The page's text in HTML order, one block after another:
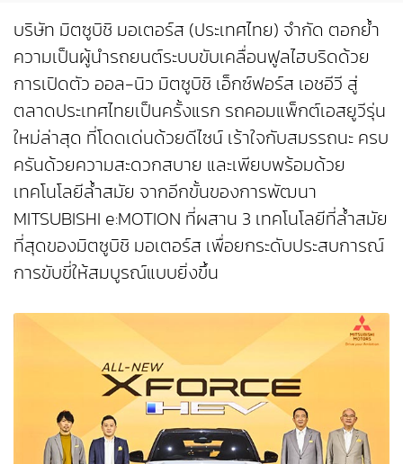
บริษัท มิตซูบิชิ มอเตอร์ส (ประเทศไทย) จำกัด ตอกย้ำ
ความเป็นผู้นำรถยนต์ระบบขับเคลื่อนฟูลไฮบริดด้วย
การเปิดตัว ออล-นิว มิตซูบิชิ เอ็กซ์ฟอร์ส เอชอีวี สู่
ตลาดประเทศไทยเป็นครั้งแรก รถคอมแพ็กต์เอสยูวีรุ่น
ใหม่ล่าสุด ที่โดดเด่นด้วยดีไซน์ เร้าใจกับสมรรถนะ ครบ
ครันด้วยความสะดวกสบาย และเพียบพร้อมด้วย
เทคโนโลยีล้ำสมัย จากอีกขั้นของการพัฒนา
MITSUBISHI e:MOTION ที่ผสาน 3 เทคโนโลยีที่ล้ำสมัย
ที่สุดของมิตซูบิชิ มอเตอร์ส เพื่อยกระดับประสบการณ์
การขับขี่ให้สมบูรณ์แบบยิ่งขึ้น